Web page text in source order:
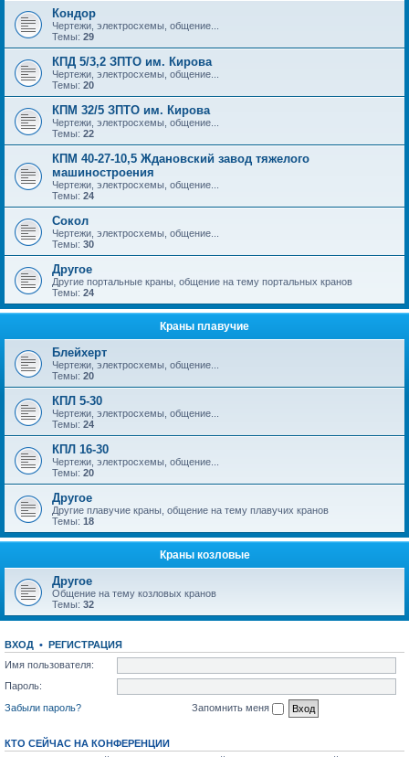
Кондор
Чертежи, электросхемы, общение...
Темы: 29
КПД 5/3,2 ЗПТО им. Кирова
Чертежи, электросхемы, общение...
Темы: 20
КПМ 32/5 ЗПТО им. Кирова
Чертежи, электросхемы, общение...
Темы: 22
КПМ 40-27-10,5 Ждановский завод тяжелого
машиностроения
Чертежи, электросхемы, общение...
Темы: 24
Сокол
Чертежи, электросхемы, общение...
Темы: 30
Другое
Другие портальные краны, общение на тему портальных кранов
Темы: 24
Краны плавучие
Блейхерт
Чертежи, электросхемы, общение...
Темы: 20
КПЛ 5-30
Чертежи, электросхемы, общение...
Темы: 24
КПЛ 16-30
Чертежи, электросхемы, общение...
Темы: 20
Другое
Другие плавучие краны, общение на тему плавучих кранов
Темы: 18
Краны козловые
Другое
Общение на тему козловых кранов
Темы: 32
ВХОД • РЕГИСТРАЦИЯ
Имя пользователя:
Пароль:
Забыли пароль?
Запомнить меня
КТО СЕЙЧАС НА КОНФЕРЕНЦИИ